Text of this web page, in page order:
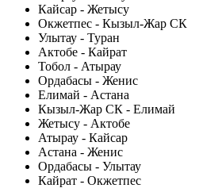
Кайсар - Жетысу
Окжетпес - Кызыл-Жар СК
Улытау - Туран
Актобе - Кайрат
Тобол - Атырау
Ордабасы - Женис
Елимай - Астана
Кызыл-Жар СК - Елимай
Жетысу - Актобе
Атырау - Кайсар
Астана - Женис
Ордабасы - Улытау
Кайрат - Окжетпес